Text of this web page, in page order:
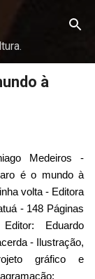
à
Medeiros -
é o mundo à
volta - Editora
- 148 Páginas
Eduardo
- Ilustração,
gráfico e